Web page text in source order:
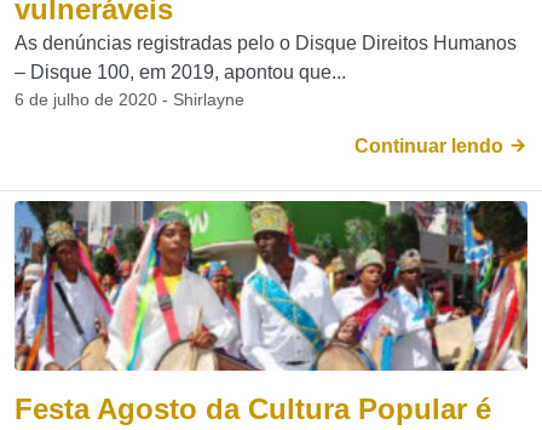
vulneráveis
As denúncias registradas pelo o Disque Direitos Humanos
– Disque 100, em 2019, apontou que...
6 de julho de 2020 - Shirlayne
Continuar lendo
Festa Agosto da Cultura Popular é